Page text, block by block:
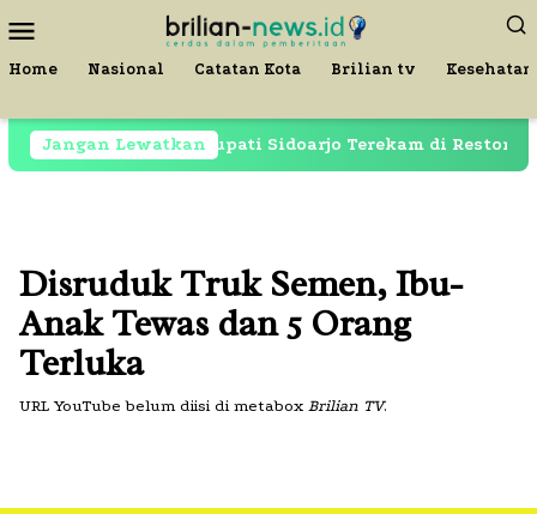
ke
kontenMobile
Home Nasional Catatan Kota Brilian tv Kesehatan
Jangan Lewatkan
Dipenjara, Mantan Bupati Sidoarjo Terekam di Restoran
Disruduk Truk Semen, Ibu-
Anak Tewas dan 5 Orang
Terluka
URL YouTube belum diisi di metabox Brilian TV.